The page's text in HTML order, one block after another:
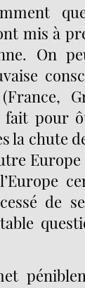
mis à
On
pour
la chute
de